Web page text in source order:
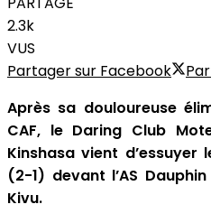
2.3k
VUS
Partager sur Facebook
Après sa douloureuse
CAF, le Daring Club
Kinshasa vient d’essuyer
(2-1) devant l’AS
Kivu.